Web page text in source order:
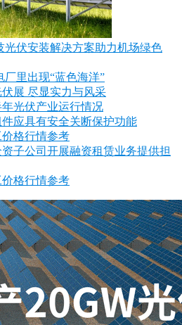
光伏安装解决方案助力机场绿色
厂里出现“蓝色海洋”
展 尽显实力与风采
光伏产业运行情况
应具有安全关断保护功能
格行情参考
子公司开展融资租赁业务提供担
价格行情参考